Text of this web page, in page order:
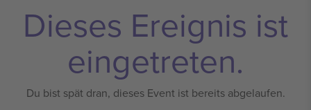
Dieses Ereignis ist
eingetreten.
Du bist spät dran, dieses Event ist bereits abgelaufen.